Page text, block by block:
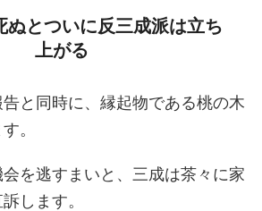
ぬとついに反三成派は立ち
上がる
と同時に、縁起物である桃の木
。
を逃すまいと、三成は茶々に家
します。